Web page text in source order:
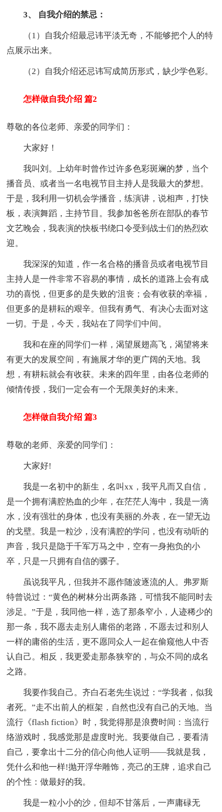
3、 自我介绍的禁忌：
（1）自我介绍最忌讳平淡无奇，不能够把个人的特
点展示出来。
（2）自我介绍还忌讳写成简历形式，缺少学色彩。
怎样做自我介绍 篇2
尊敬的各位老师、亲爱的同学们：
大家好！
我叫刘。上幼年时曾作过许多色彩斑斓的梦，当个
播音员、或者当一名电视节目主持人是我最大的梦想。
于是，我利用一切机会学播音，练演讲，说相声，打快
板，表演舞蹈，主持节目。我参加爸爸所在部队的春节
文艺晚会，我表演的快板书绕口令受到战士们的热烈欢
迎。
我深深的知道，作一名合格的播音员或者电视节目
主持人是一件非常不容易的事情，成长的道路上会有成
功的喜悦，但更多的是失败的'沮丧；会有收获的幸福，
但更多的是耕耘的艰辛。但我有勇气、有决心去面对这
一切。于是，今天，我站在了同学们中间。
我和在座的同学们一样，渴望展翅高飞，渴望将来
有更大的发展空间，有施展才华的更广阔的天地。我
想，有耕耘就会有收获。未来的四年里，由各位老师的
倾情传授，我们一定会有一个无限美好的未来。
怎样做自我介绍 篇3
尊敬的老师、亲爱的同学们：
大家好!
我是一名初中的新生，名叫xx，我平凡而又自信，
是一个拥有满腔热血的少年，在茫茫人海中，我是一滴
水，没有强壮的身体，也没有美丽的.外表，在一望无边
的戈壁。我是一粒沙，没有满腔的学问，也没有动听的
声音，我只是隐于千军万马之中，空有一身抱负的小
卒，只是一只拥有自信的骡子。
虽说我平凡，但我并不愿作随波逐流的人。弗罗斯
特曾说过：“黄色的树林分出两条路，可惜我不能同时去
涉足。”于是，我同他一样，选了那条窄小，人迹稀少的
那一条，我不愿去走别人庸俗的老路，不愿去过和别人
一样的庸俗的生活，更不愿同众人一起在偷窥他人中否
认自己。相反，我更爱走那条狭窄的，与众不同的成名
之路。
我要作我自己。齐白石老先生说过：“学我者，似我
者死。”走不出前人的框架，自然也没有自己的天地。当
流行《flash fiction》时，我觉得那是浪费时间：当流行
络游戏时，我感觉那是虚度时光。我要做自己，要看清
自己，要拿出十二分的信心向他人证明——我就是我，
凭什么和他一样!抛开浮华雕饰，亮己的王牌，追求自己
的个性：做最好的我。
我是一粒小小的沙，但却不甘落后，一声庸碌无